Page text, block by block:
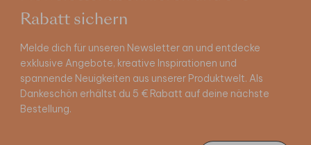
Rabatt sichern
Melde dich für unseren Newsletter an und entdecke
exklusive Angebote, kreative Inspirationen und
spannende Neuigkeiten aus unserer Produktwelt. Als
Dankeschön erhältst du 5 € Rabatt auf deine nächste
Bestellung.